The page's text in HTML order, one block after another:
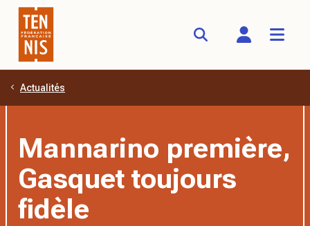
Aller au contenu principal
Actualités
Mannarino première,
Gasquet toujours
fidèle